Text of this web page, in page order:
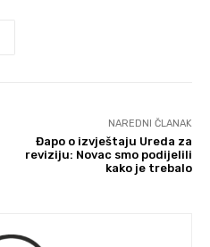
NAREDNI ČLANAK
Đapo o izvještaju Ureda za
reviziju: Novac smo podijelili
kako je trebalo